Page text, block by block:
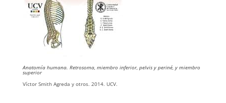
Anatomía humana. Retrosoma, miembro inferior, pelvis y periné, y miembro
superior
Víctor Smith Agreda y otros. 2014. UCV.